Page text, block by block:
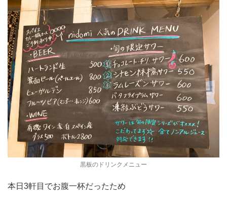
黒板のドリンクメニュー
本日3軒目でお腹一杯だったため